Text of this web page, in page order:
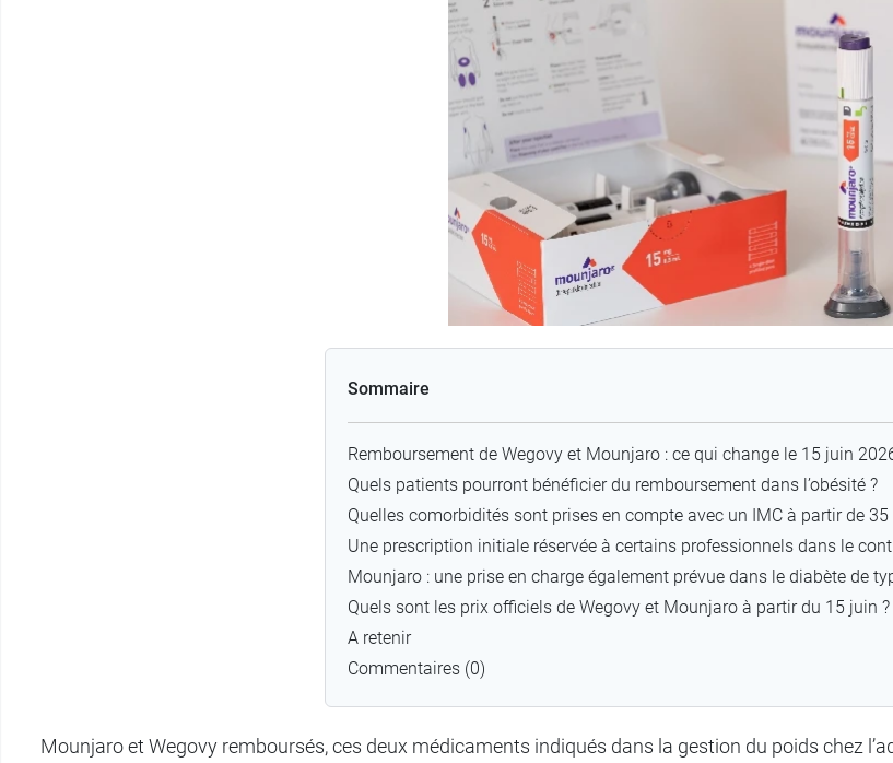
Sommaire
Remboursement de Wegovy et Mounjaro : ce qui change le 15 juin
Quels patients pourront bénéficier du remboursement dans l’obésité ?
Quelles comorbidités sont prises en compte avec un IMC à partir de 35
Une prescription initiale réservée à certains professionnels dans le
Mounjaro : une prise en charge également prévue dans le diabète de
Quels sont les prix officiels de Wegovy et Mounjaro à partir du 15 juin ?
A retenir
Commentaires (0)
Mounjaro et Wegovy remboursés, ces deux médicaments indiqués dans la gestion du poids chez